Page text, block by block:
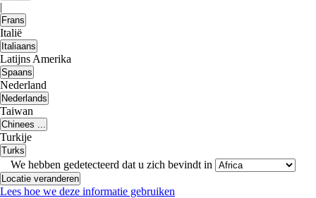
|
Frans
Italië
Italiaans
Latijns Amerika
Spaans
Nederland
Nederlands
Taiwan
Chinees ...
Turkije
Turks
We hebben gedetecteerd dat u zich bevindt in
Locatie veranderen
Lees hoe we deze informatie gebruiken